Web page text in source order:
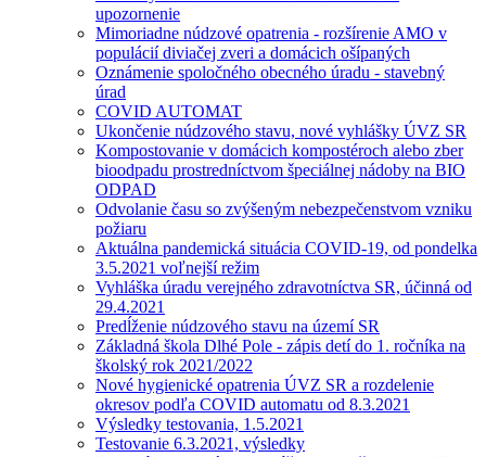
upozornenie
Mimoriadne núdzové opatrenia - rozšírenie AMO v
populácií diviačej zveri a domácich ošípaných
Oznámenie spoločného obecného úradu - stavebný
úrad
COVID AUTOMAT
Ukončenie núdzového stavu, nové vyhlášky ÚVZ SR
Kompostovanie v domácich kompostéroch alebo zber
bioodpadu prostredníctvom špeciálnej nádoby na BIO
ODPAD
Odvolanie času so zvýšeným nebezpečenstvom vzniku
požiaru
Aktuálna pandemická situácia COVID-19, od pondelka
3.5.2021 voľnejší režim
Vyhláška úradu verejného zdravotníctva SR, účinná od
29.4.2021
Predĺženie núdzového stavu na území SR
Základná škola Dlhé Pole - zápis detí do 1. ročníka na
školský rok 2021/2022
Nové hygienické opatrenia ÚVZ SR a rozdelenie
okresov podľa COVID automatu od 8.3.2021
Výsledky testovania, 1.5.2021
Testovanie 6.3.2021, výsledky